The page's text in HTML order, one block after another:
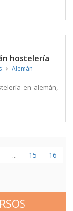
hostelería
Alemán
en alemán,
... 15
16